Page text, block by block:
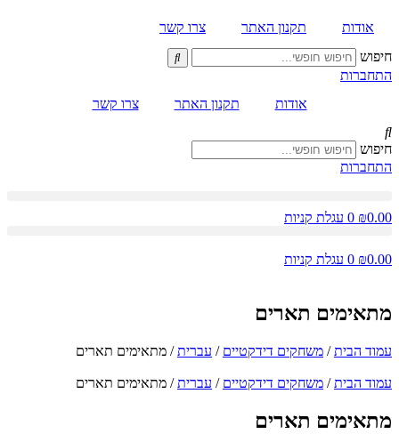
תקנון האתר צרו קשר
תקנון האתר צרו קשר
קניות
קניות
תארים
/משחקים דידקטיים/ עברית/ מתאימים תארים
/משחקים דידקטיים/ עברית/ מתאימים תארים
תארים